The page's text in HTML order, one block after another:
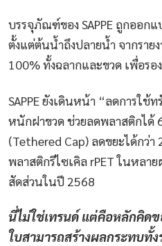
บรรจุภัณฑ์ของ SAPPE ถูกออก
ตั้งแต่ต้นน้ำถึงปลายน้ำ จากราย
100% ทั้งฉลากและขวด เพื่อรอ
SAPPE ยังเดินหน้า “ลดการใช้
หนักฝาขวด ช่วยลดพลาสติกได้
(Tethered Cap) ลดขยะได้กว่า
พลาสติกรีไซเคิล rPET ในหลา
สัดส่วนในปี 2568
นี่ไม่ใช่เทรนด์ แต่คือหลักคิด
ใบสามารถสร้างผลกระทบทั้